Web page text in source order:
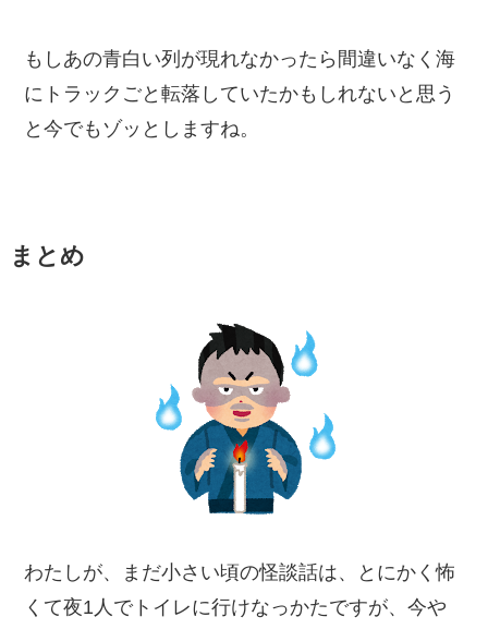
もしあの青白い列が現れなかったら間違いなく海
にトラックごと転落していたかもしれないと思う
と今でもゾッとしますね。
まとめ
わたしが、まだ小さい頃の怪談話は、とにかく怖
くて夜1人でトイレに行けなっかたですが、今や